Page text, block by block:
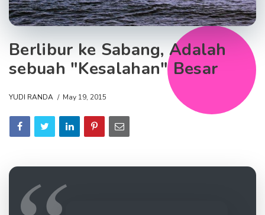
Berlibur ke Sabang, Adalah
sebuah "Kesalahan" Besar
YUDI RANDA May 19, 2015